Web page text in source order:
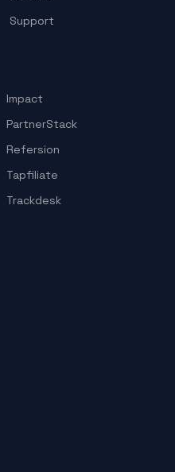
Support
Impact
PartnerStack
Refersion
Tapfiliate
Trackdesk